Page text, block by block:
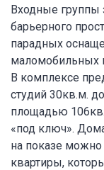
Входные группы
барьерного
парадных
маломобильных
В комплексе
студий 30кв.м.
площадью
«под ключ».
на показе
квартиры,